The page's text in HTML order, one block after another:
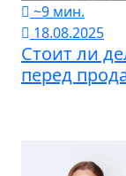
~9 мин.
18.08.2025
Стоит ли
перед